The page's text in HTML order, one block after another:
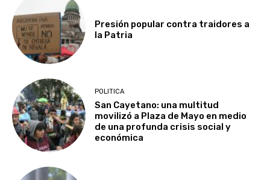
Presión popular contra traidores a
la Patria
POLITICA
San Cayetano: una multitud
movilizó a Plaza de Mayo en medio
de una profunda crisis social y
económica